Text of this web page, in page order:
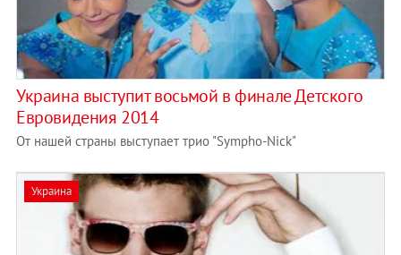
Украина выступит восьмой в финале Детского
Евровидения 2014
От нашей страны выступает трио "Sympho-Nick"
Украина